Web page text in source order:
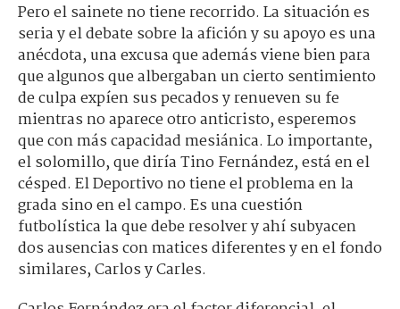
Pero el sainete no tiene recorrido. La situación es
seria y el debate sobre la afición y su apoyo es una
anécdota, una excusa que además viene bien para
que algunos que albergaban un cierto sentimiento
de culpa expíen sus pecados y renueven su fe
mientras no aparece otro anticristo, esperemos
que con más capacidad mesiánica. Lo importante,
el solomillo, que diría Tino Fernández, está en el
césped. El Deportivo no tiene el problema en la
grada sino en el campo. Es una cuestión
futbolística la que debe resolver y ahí subyacen
dos ausencias con matices diferentes y en el fondo
similares, Carlos y Carles.